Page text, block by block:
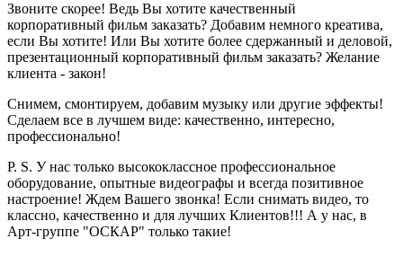
Звоните скорее! Ведь Вы хотите качественный
корпоративный фильм заказать? Добавим немного креатива,
если Вы хотите! Или Вы хотите более сдержанный и деловой,
презентационный корпоративный фильм заказать? Желание
клиента - закон!
Снимем, смонтируем, добавим музыку или другие эффекты!
Сделаем все в лучшем виде: качественно, интересно,
профессионально!
P. S. У нас только высококлассное профессиональное
оборудование, опытные видеографы и всегда позитивное
настроение! Ждем Вашего звонка! Если снимать видео, то
классно, качественно и для лучших Клиентов!!! А у нас, в
Арт-группе "ОСКАР" только такие!